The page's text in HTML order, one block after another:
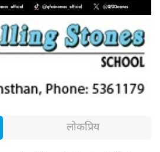
लोकप्रिय